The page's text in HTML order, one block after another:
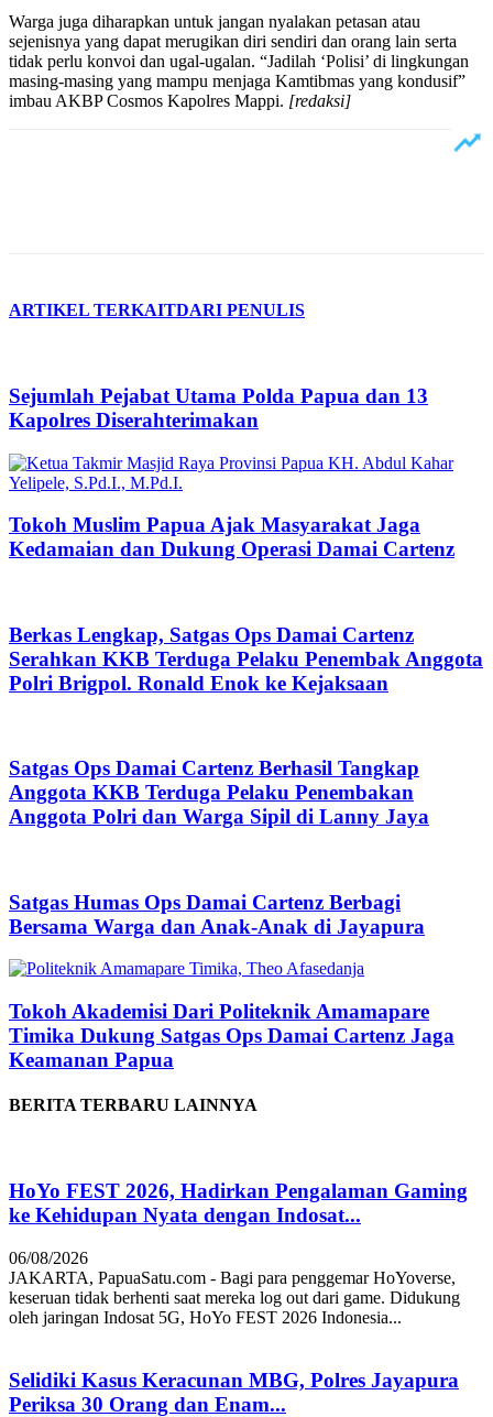
Warga juga diharapkan untuk jangan nyalakan petasan atau
sejenisnya yang dapat merugikan diri sendiri dan orang lain serta
tidak perlu konvoi dan ugal-ugalan. “Jadilah ‘Polisi’ di lingkungan
masing-masing yang mampu menjaga Kamtibmas yang kondusif”
imbau AKBP Cosmos Kapolres Mappi. [redaksi]
ARTIKEL TERKAITDARI PENULIS
Sejumlah Pejabat Utama Polda Papua dan 13
Kapolres Diserahterimakan
Tokoh Muslim Papua Ajak Masyarakat Jaga
Kedamaian dan Dukung Operasi Damai Cartenz
Berkas Lengkap, Satgas Ops Damai Cartenz
Serahkan KKB Terduga Pelaku Penembak Anggota
Polri Brigpol. Ronald Enok ke Kejaksaan
Satgas Ops Damai Cartenz Berhasil Tangkap
Anggota KKB Terduga Pelaku Penembakan
Anggota Polri dan Warga Sipil di Lanny Jaya
Satgas Humas Ops Damai Cartenz Berbagi
Bersama Warga dan Anak-Anak di Jayapura
Tokoh Akademisi Dari Politeknik Amamapare
Timika Dukung Satgas Ops Damai Cartenz Jaga
Keamanan Papua
BERITA TERBARU LAINNYA
HoYo FEST 2026, Hadirkan Pengalaman Gaming
ke Kehidupan Nyata dengan Indosat...
06/08/2026
JAKARTA, PapuaSatu.com - Bagi para penggemar HoYoverse,
keseruan tidak berhenti saat mereka log out dari game. Didukung
oleh jaringan Indosat 5G, HoYo FEST 2026 Indonesia...
Selidiki Kasus Keracunan MBG, Polres Jayapura
Periksa 30 Orang dan Enam...